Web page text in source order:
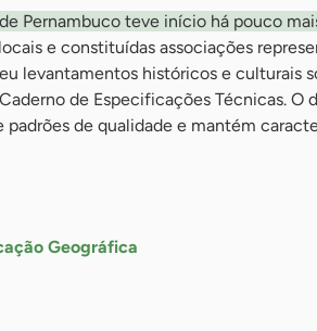
Pernambuco teve início há pouco
e constituídas associações
levantamentos históricos e culturais
de Especificações Técnicas. O
padrões de qualidade e mantém
Geográfica